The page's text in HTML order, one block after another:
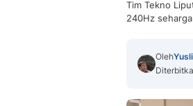
Tim Tekno
240Hz
Oleh